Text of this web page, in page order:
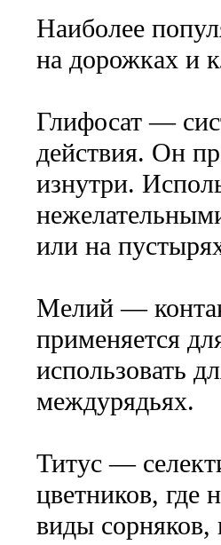
Наиболее
на дорожках и
Глифосат —
действия. Он
изнутри.
или на
Мелий —
применяется
использовать
междурядьях.
Титус —
цветников, где
виды сорняков,